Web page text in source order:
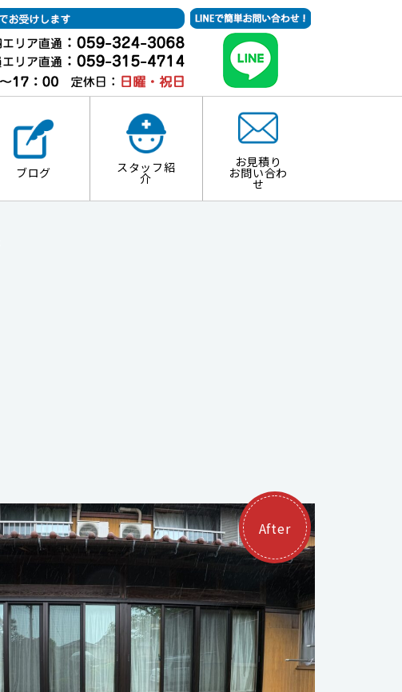
ブログ スタッフ紹
介
お見積り
お問い合わ
せ
After